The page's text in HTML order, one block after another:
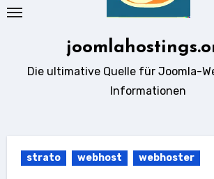
Die ultimative Quelle für Joomla-
Informationen
strato webhost webhoster